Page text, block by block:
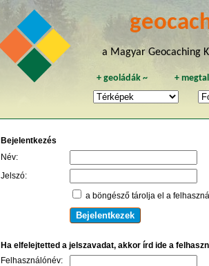
a Magyar Geocaching
+geoládák ~ +
Bejelentkezés
Név:
Jelszó:
a böngésző tárolja el a
Ha elfelejtetted a jelszavadat, akkor írd ide a
Felhasználónév: